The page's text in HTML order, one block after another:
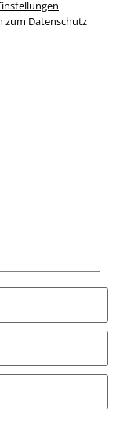
zum Datenschutz